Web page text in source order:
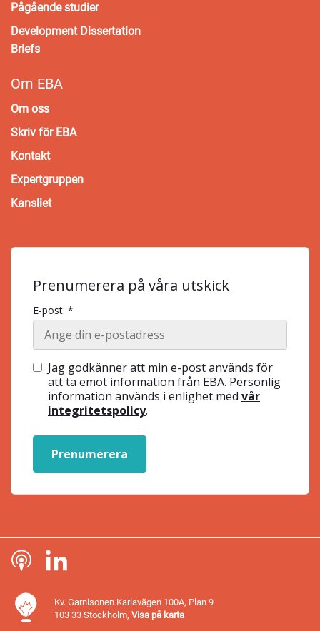
Pågående studier
Development Dissertation
Briefs
Om EBA
Om oss
Skriv för EBA
Kontakt
Expertgruppen
Kansliet
Prenumerera på våra utskick
E-post: *
Jag godkänner att min e-post används för
att ta emot information från EBA. Personlig
information används i enlighet med vår
integritetspolicy.
Prenumerera
Kv. Garnisonen Karlavägen 100A, Plan 9
103 33 Stockholm, Visa på karta